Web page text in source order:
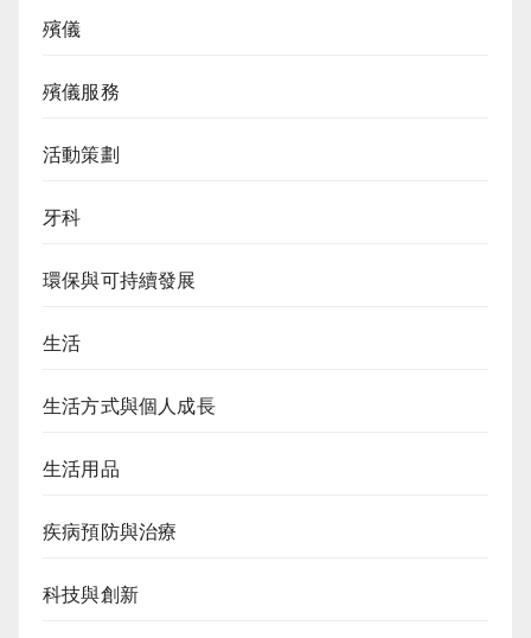
殯儀
殯儀服務
活動策劃
牙科
環保與可持續發展
生活
生活方式與個人成長
生活用品
疾病預防與治療
科技與創新